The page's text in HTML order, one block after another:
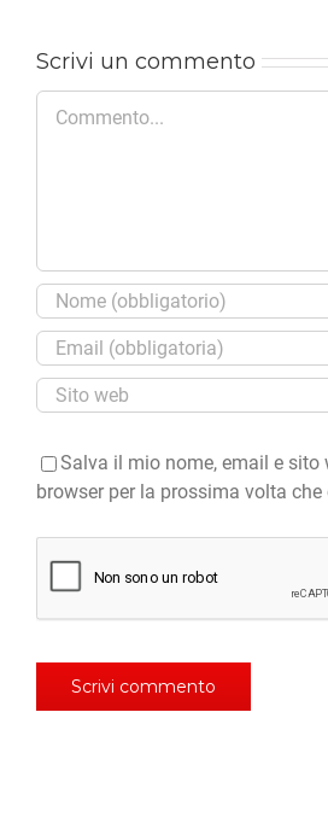
Scrivi un commento
Commento
Salva il mio nome, email e sito
browser per la prossima volta